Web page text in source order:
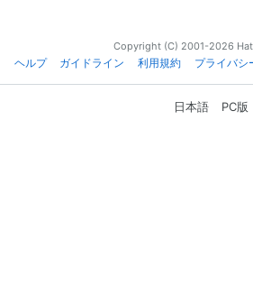
Copyright (C) 2001-2026
ヘルプ
ガイドライン 利用規約 プライバシ
日本語 PC版